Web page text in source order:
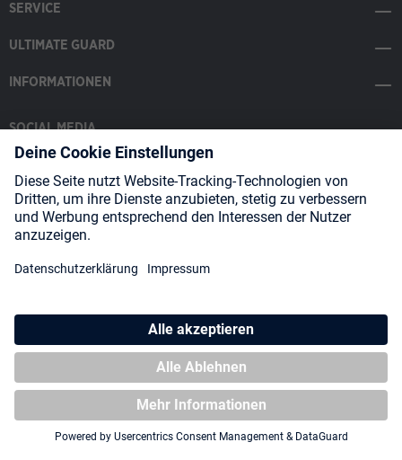
SERVICE
ULTIMATE GUARD
INFORMATIONEN
SOCIAL MEDIA
Payment Methods
Shipping
About us Blog Partners
ggf. Nachnahmegebühren, wenn nicht anders angegeben.